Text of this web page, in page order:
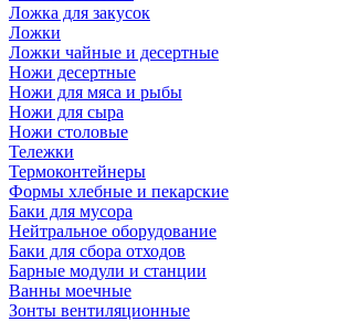
Ложка для закусок
Ложки
Ложки чайные и десертные
Ножи десертные
Ножи для мяса и рыбы
Ножи для сыра
Ножи столовые
Тележки
Термоконтейнеры
Формы хлебные и пекарские
Баки для мусора
Нейтральное оборудование
Баки для сбора отходов
Барные модули и станции
Ванны моечные
Зонты вентиляционные